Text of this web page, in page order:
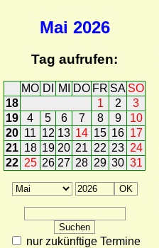
Mai 2026
Tag aufrufen:
MO DI MI DO FR SA SO
18
1 2
3
19
4 5 6 7 8 9
10
20 11 12 13 14 15 16 17
21 18 19 20 21 22 23 24
22 25 26 27 28 29 30 31
nur zukünftige Termine